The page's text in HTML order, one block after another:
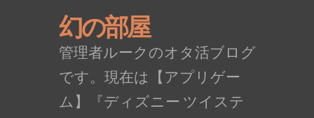
幻の部屋
管理者ルークのオタ活ブログ
です。現在は【アプリゲー
ム】『ディズニー ツイステ